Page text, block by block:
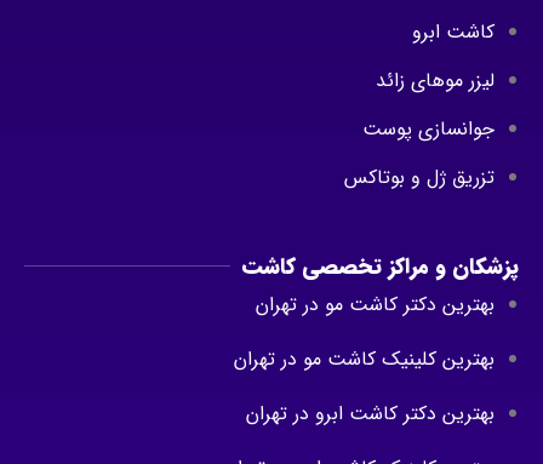
کاشت ابرو
لیزر موهای زائد
جوانسازی پوست
تزریق ژل و بوتاکس
پزشکان و مراکز تخصصی کاشت
بهترین دکتر کاشت مو در تهران
بهترین کلینیک کاشت مو در تهران
بهترین دکتر کاشت ابرو در تهران